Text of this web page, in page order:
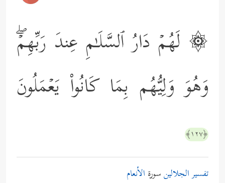
۞ لَهُمۡ دَارُ ٱلسَّلَـٰمِ عِندَ رَبِّهِمۡۖ
وَهُوَ وَلِیُّهُم بِمَا كَانُواْ یَعۡمَلُونَ
﴿١٢٧﴾
تفسير الجلالينسورة الأنعام